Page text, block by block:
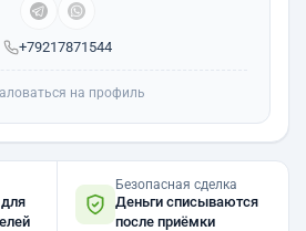
+79217871544
на профиль
Безопасная сделка
Деньги списываются
после приёмки